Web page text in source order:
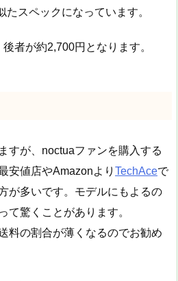
たスペックになっています。
者が約2,700円となります。
すが、noctuaファンを購入する
安値店やAmazonより TechAceで
が多いです。モデルにもよるの
て驚くことがあります。
料の割合が薄くなるのでお勧め